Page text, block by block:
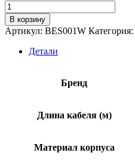
Количество
товара
Индуктивный
датчик
Balluff
В корзину
Артикул: BES001W Категория:
Детали
Бренд
Длина кабеля (м)
Материал корпуса